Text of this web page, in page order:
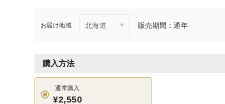
お届け地域 販売期間：通年
購入方法
通常購入
¥2,550